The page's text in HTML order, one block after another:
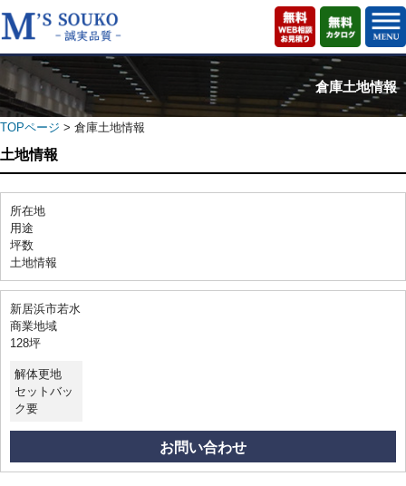
倉庫土地情報
TOPページ > 倉庫土地情報
土地情報
所在地
用途
坪数
土地情報
新居浜市若水
商業地域
128坪
解体更地
セットバッ
ク要
お問い合わせ